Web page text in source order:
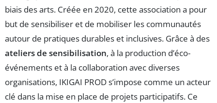
biais des arts. Créée en 2020, cette association a pour
but de sensibiliser et de mobiliser les communautés
autour de pratiques durables et inclusives. Grâce à des
ateliers de sensibilisation, à la production d’éco-
événements et à la collaboration avec diverses
organisations, IKIGAI PROD s’impose comme un acteur
clé dans la mise en place de projets participatifs. Ce